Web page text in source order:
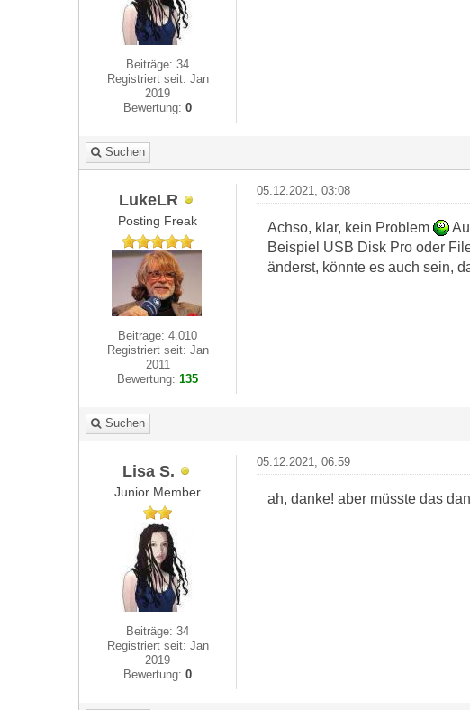
Beiträge: 34
Registriert seit: Jan
2019
Bewertung:0
Suchen
LukeLR
Posting Freak
Beiträge: 4.010
Registriert seit: Jan
2011
Bewertung:135
05.12.2021, 03:08
Achso, klar, kein Problem
Beispiel USB Disk Pro oder
änderst, könnte es auch sein,
Suchen
Lisa S.
Junior Member
Beiträge: 34
Registriert seit: Jan
2019
Bewertung:0
05.12.2021, 06:59
ah, danke! aber müsste das